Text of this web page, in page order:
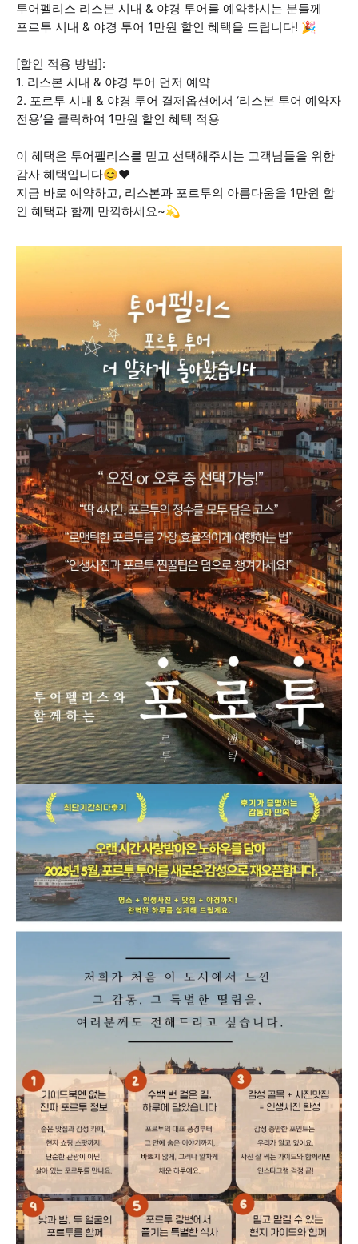
투어펠리스 리스본 시내 & 야경 투어를 예약하시는 분들께
포르투 시내 & 야경 투어 1만원 할인 혜택을 드립니다! 🎉
[할인 적용 방법]:
1. 리스본 시내 & 야경 투어 먼저 예약
2. 포르투 시내 & 야경 투어 결제옵션에서 ‘리스본 투어 예약자
전용’을 클릭하여 1만원 할인 혜택 적용
이 혜택은 투어펠리스를 믿고 선택해주시는 고객님들을 위한
감사 혜택입니다😊❤️
지금 바로 예약하고, 리스본과 포르투의 아름다움을 1만원 할
인 혜택과 함께 만끽하세요~💫